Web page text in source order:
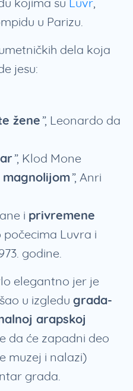
u Parizu.
dela koja
jesu:
žene”, Leonardo da
”, Klod Mone
”, Anri
i privremene
počecima Luvra i
godine.
elegantno jer je
u izgledu grada-
arapskoj
da će zapadni deo
muzej i nalazi)
grada.